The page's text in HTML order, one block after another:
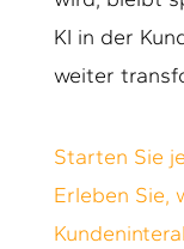
KI in der
weiter
Starten Sie
Erleben Sie,